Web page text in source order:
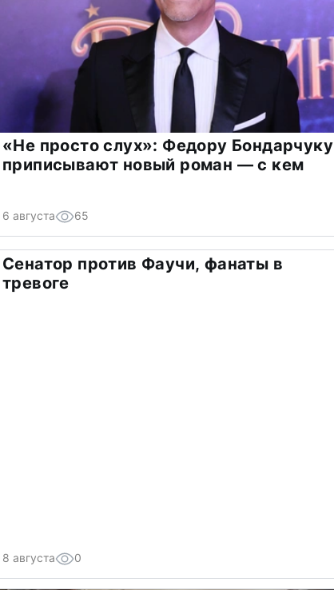
«Не просто слух»: Федору Бондарчуку
приписывают новый роман — с кем
6 августа 65
Сенатор против Фаучи, фанаты в
тревоге
8 августа 0